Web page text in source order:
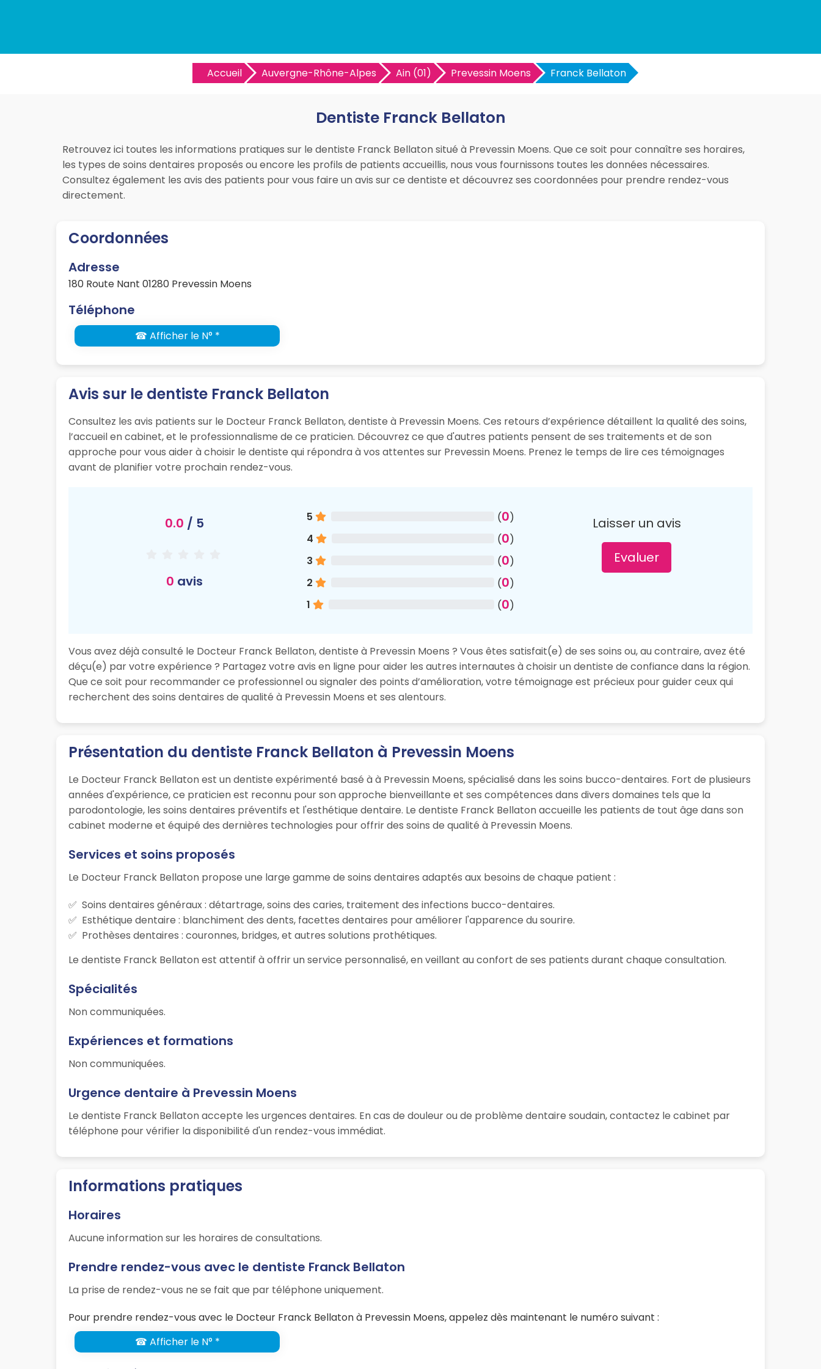
Accueil Auvergne-Rhône-Alpes Ain (01) Prevessin Moens Franck Bellaton
Dentiste Franck Bellaton
Retrouvez ici toutes les informations pratiques sur le dentiste Franck Bellaton situé à Prevessin Moens. Que ce soit pour connaître ses horaires,
les types de soins dentaires proposés ou encore les profils de patients accueillis, nous vous fournissons toutes les données nécessaires.
Consultez également les avis des patients pour vous faire un avis sur ce dentiste et découvrez ses coordonnées pour prendre rendez-vous
directement.
Coordonnées
Adresse
180 Route Nant 01280 Prevessin Moens
Téléphone
☎ Afficher le N° *
Avis sur le dentiste Franck Bellaton
Consultez les avis patients sur le Docteur Franck Bellaton, dentiste à Prevessin Moens. Ces retours d’expérience détaillent la qualité des soins,
l’accueil en cabinet, et le professionnalisme de ce praticien. Découvrez ce que d'autres patients pensent de ses traitements et de son
approche pour vous aider à choisir le dentiste qui répondra à vos attentes sur Prevessin Moens. Prenez le temps de lire ces témoignages
avant de planifier votre prochain rendez-vous.
0.0 / 5
0 avis
5 (0)
4
(0)
3
(0)
2
(0)
1
(0)
Laisser un avis
Evaluer
Vous avez déjà consulté le Docteur Franck Bellaton, dentiste à Prevessin Moens ? Vous êtes satisfait(e) de ses soins ou, au contraire, avez été
déçu(e) par votre expérience ? Partagez votre avis en ligne pour aider les autres internautes à choisir un dentiste de confiance dans la région.
Que ce soit pour recommander ce professionnel ou signaler des points d’amélioration, votre témoignage est précieux pour guider ceux qui
recherchent des soins dentaires de qualité à Prevessin Moens et ses alentours.
Présentation du dentiste Franck Bellaton à Prevessin Moens
Le Docteur Franck Bellaton est un dentiste expérimenté basé à à Prevessin Moens, spécialisé dans les soins bucco-dentaires. Fort de plusieurs
années d'expérience, ce praticien est reconnu pour son approche bienveillante et ses compétences dans divers domaines tels que la
parodontologie, les soins dentaires préventifs et l'esthétique dentaire. Le dentiste Franck Bellaton accueille les patients de tout âge dans son
cabinet moderne et équipé des dernières technologies pour offrir des soins de qualité à Prevessin Moens.
Services et soins proposés
Le Docteur Franck Bellaton propose une large gamme de soins dentaires adaptés aux besoins de chaque patient :
Soins dentaires généraux : détartrage, soins des caries, traitement des infections bucco-dentaires.
Esthétique dentaire : blanchiment des dents, facettes dentaires pour améliorer l'apparence du sourire.
Prothèses dentaires : couronnes, bridges, et autres solutions prothétiques.
Le dentiste Franck Bellaton est attentif à offrir un service personnalisé, en veillant au confort de ses patients durant chaque consultation.
Spécialités
Non communiquées.
Expériences et formations
Non communiquées.
Urgence dentaire à Prevessin Moens
Le dentiste Franck Bellaton accepte les urgences dentaires. En cas de douleur ou de problème dentaire soudain, contactez le cabinet par
téléphone pour vérifier la disponibilité d'un rendez-vous immédiat.
Informations pratiques
Horaires
Aucune information sur les horaires de consultations.
Prendre rendez-vous avec le dentiste Franck Bellaton
La prise de rendez-vous ne se fait que par téléphone uniquement.
Pour prendre rendez-vous avec le Docteur Franck Bellaton à Prevessin Moens, appelez dès maintenant le numéro suivant :
☎ Afficher le N° *